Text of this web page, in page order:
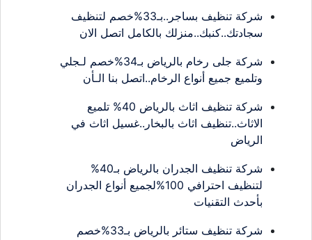
شركة تنظيف بساجر..بـ33%خصم لتنظيف
سجادتك..كنبك..منزلك بالكامل اتصل الان
شركة جلى رخام بالرياض بـ34%خصم لـجلي
وتلميع جميع أنواع الرخام..اتصل بنا الـأن
شركة تنظيف اثاث بالرياض 40% تلميع
الاثاث..تنظيف اثاث بالبخار..غسيل اثاث في
الرياض
شركة تنظيف الجدران بالرياض بـ40%
لتنظيف احترافي 100%لجميع أنواع الجدران
بأحدث التقنيات
شركة تنظيف ستائر بالرياض بـ33%خصم